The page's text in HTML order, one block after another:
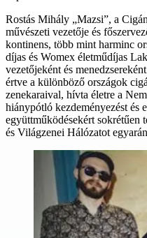
Rostás Mihály „Mazsi”, a
művészeti vezetője és
kontinens, több mint harminc
díjas és Womex életműdíjas
vezetőjeként és
értve a különböző országok
zenekaraival, hívta életre a
hiánypótló kezdeményezést és
együttműködésekért
és Világzenei Hálózatot